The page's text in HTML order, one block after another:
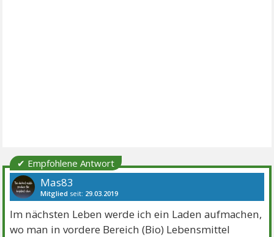
✔ Empfohlene Antwort
Mas83
Mitglied seit: 29.03.2019
Im nächsten Leben werde ich ein Laden aufmachen,
wo man in vordere Bereich (Bio) Lebensmittel